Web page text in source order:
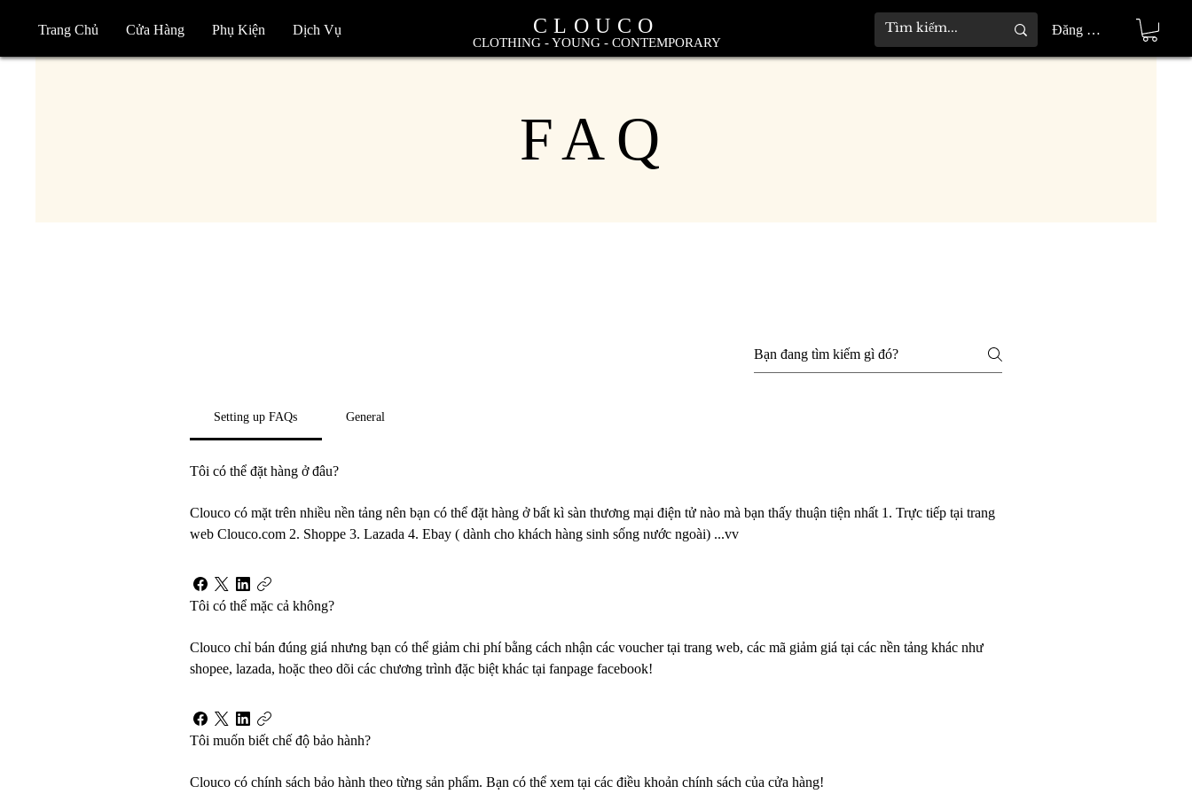
Trang Chủ Cửa Hàng Phụ Kiện Dịch Vụ CLOUCO
CLOTHING - YOUNG - CONTEMPORARY
Đăng nhập
FAQ
Setting up FAQs General
Tôi có thể đặt hàng ở đâu?
Clouco có mặt trên nhiều nền tảng nên bạn có thể đặt hàng ở bất kì sàn thương mại điện tử nào mà bạn thấy thuận tiện nhất 1. Trực tiếp tại trang
web Clouco.com 2. Shoppe 3. Lazada 4. Ebay ( dành cho khách hàng sinh sống nước ngoài) ...vv
Tôi có thể mặc cả không?
Clouco chỉ bán đúng giá nhưng bạn có thể giảm chi phí bằng cách nhận các voucher tại trang web, các mã giảm giá tại các nền tảng khác như
shopee, lazada, hoặc theo dõi các chương trình đặc biệt khác tại fanpage facebook!
Tôi muốn biết chế độ bảo hành?
Clouco có chính sách bảo hành theo từng sản phẩm. Bạn có thể xem tại các điều khoản chính sách của cửa hàng!